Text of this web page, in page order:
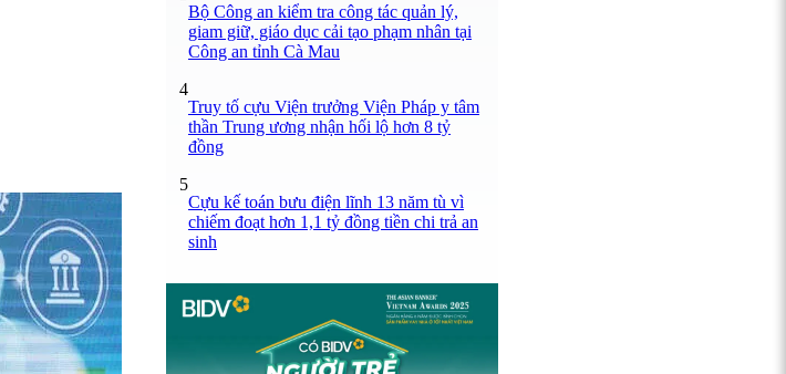
Bộ Công an kiểm tra công tác quản lý,
giam giữ, giáo dục cải tạo phạm nhân tại
Công an tỉnh Cà Mau
4
Truy tố cựu Viện trưởng Viện Pháp y tâm
thần Trung ương nhận hối lộ hơn 8 tỷ
đồng
5
Cựu kế toán bưu điện lĩnh 13 năm tù vì
chiếm đoạt hơn 1,1 tỷ đồng tiền chi trả an
sinh